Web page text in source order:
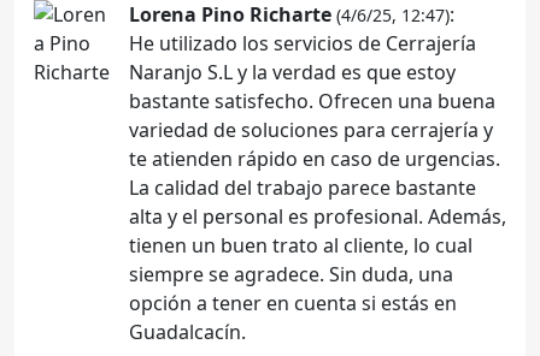
Lorena Pino Richarte (4/6/25, 12:47):
He utilizado los servicios de Cerrajería
Naranjo S.L y la verdad es que estoy
bastante satisfecho. Ofrecen una buena
variedad de soluciones para cerrajería y
te atienden rápido en caso de urgencias.
La calidad del trabajo parece bastante
alta y el personal es profesional. Además,
tienen un buen trato al cliente, lo cual
siempre se agradece. Sin duda, una
opción a tener en cuenta si estás en
Guadalcacín.